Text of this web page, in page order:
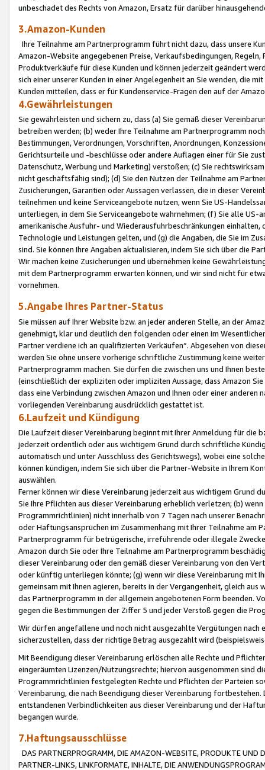
unbeschadet des Rechts von Amazon, Ersatz für darüber
3.Amazon-Kunden
Ihre Teilnahme am Partnerprogramm führt nicht dazu, dass unsere
Amazon-Website angegebenen Preise, Verkaufsbedingungen,
Produktverkäufe für diese Kunden und können jederzeit geändert
sich einer unserer Kunden in einer Angelegenheit an Sie wenden, die
Kunden mitteilen, dass er für Kundenservice-Fragen den auf der
4.Gewährleistungen
Sie gewährleisten und sichern zu, dass (a) Sie gemäß dieser
betreiben werden; (b) weder Ihre Teilnahme am Partnerprogramm
Bestimmungen, Verordnungen, Vorschriften, Anordnungen,
Gerichtsurteile und -beschlüsse oder andere Auflagen einer für Sie
Datenschutz, Werbung und Marketing) verstoßen; (c) Sie
nicht geschäftsfähig sind); (d) Sie den Nutzen der Teilnahme am
Zusicherungen, Garantien oder Aussagen verlassen, die in dieser
teilnehmen und keine Serviceangebote nutzen, wenn Sie US-
unterliegen, in dem Sie Serviceangebote wahrnehmen; (f) Sie alle
amerikanische Ausfuhr- und Wiederausfuhrbeschränkungen
Technologie und Leistungen gelten, und (g) die Angaben, die Sie im
sind. Sie können Ihre Angaben aktualisieren, indem Sie sich über die
Wir machen keine Zusicherungen und übernehmen keine
mit dem Partnerprogramm erwarten können, und wir sind nicht für
vornehmen.
5.Angabe Ihres Partner-Status
Sie müssen auf Ihrer Website bzw. an jeder anderen Stelle, an der
genehmigt, klar und deutlich den folgenden oder einen im
Partner verdiene ich an qualifizierten Verkäufen“. Abgesehen von
werden Sie ohne unsere vorherige schriftliche Zustimmung keine
Partnerprogramm machen. Sie dürfen die zwischen uns und Ihnen
(einschließlich der expliziten oder impliziten Aussage, dass Amazon
dass eine Verbindung zwischen Amazon und Ihnen oder einer
vorliegenden Vereinbarung ausdrücklich gestattet ist.
6.Laufzeit und Kündigung
Die Laufzeit dieser Vereinbarung beginnt mit Ihrer Anmeldung für die
jederzeit ordentlich oder aus wichtigem Grund durch schriftliche
automatisch und unter Ausschluss des Gerichtswegs), wobei eine
können kündigen, indem Sie sich über die Partner-Website in Ihrem
auswählen.
Ferner können wir diese Vereinbarung jederzeit aus wichtigem Grund
Sie Ihre Pflichten aus dieser Vereinbarung erheblich verletzen; (b)
Programmrichtlinien) nicht innerhalb von 7 Tagen nach unserer
oder Haftungsansprüchen im Zusammenhang mit Ihrer Teilnahme am
Partnerprogramm für betrügerische, irreführende oder illegale
Amazon durch Sie oder Ihre Teilnahme am Partnerprogramm
dieser Vereinbarung oder den gemäß dieser Vereinbarung von den
oder künftig unterliegen könnte; (g) wenn wir diese Vereinbarung mit
gemeinsam mit Ihnen agieren, bereits in der Vergangenheit, gleich
das Partnerprogramm in der allgemein angebotenen Form beenden.
gegen die Bestimmungen der Ziffer 5 und jeder Verstoß gegen die
Wir dürfen angefallene und noch nicht ausgezahlte Vergütungen
sicherzustellen, dass der richtige Betrag ausgezahlt wird
Mit Beendigung dieser Vereinbarung erlöschen alle Rechte und
eingeräumten Lizenzen/Nutzungsrechte; hiervon ausgenommen sind
Programmrichtlinien festgelegten Rechte und Pflichten der Parteien
Vereinbarung, die nach Beendigung dieser Vereinbarung
entstandenen Verbindlichkeiten aus dieser Vereinbarung und der
begangen wurde.
7.Haftungsausschlüsse
DAS PARTNERPROGRAMM, DIE AMAZON-WEBSITE, PRODUKTE UND
PARTNER-LINKS, LINKFORMATE, INHALTE, DIE